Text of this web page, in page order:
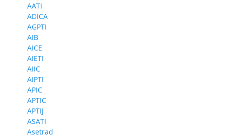
AATI
ADICA
AGPTI
AIB
AICE
AIETI
AIIC
AIPTI
APIC
APTIC
APTIJ
ASATI
Asetrad